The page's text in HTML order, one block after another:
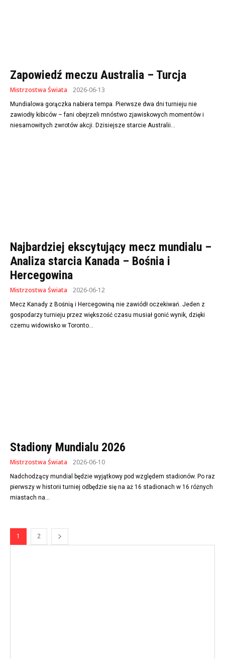
Zapowiedź meczu Australia – Turcja
Mistrzostwa Świata 2026-06-13
Mundialowa gorączka nabiera tempa. Pierwsze dwa dni turnieju nie
zawiodły kibiców – fani obejrzeli mnóstwo zjawiskowych momentów i
niesamowitych zwrotów akcji. Dzisiejsze starcie Australii...
Najbardziej ekscytujący mecz mundialu –
Analiza starcia Kanada – Bośnia i
Hercegowina
Mistrzostwa Świata 2026-06-12
Mecz Kanady z Bośnią i Hercegowiną nie zawiódł oczekiwań. Jeden z
gospodarzy turnieju przez większość czasu musiał gonić wynik, dzięki
czemu widowisko w Toronto...
Stadiony Mundialu 2026
Mistrzostwa Świata 2026-06-10
Nadchodzący mundial będzie wyjątkowy pod względem stadionów. Po raz
pierwszy w historii turniej odbędzie się na aż 16 stadionach w 16 różnych
miastach na...
1 2